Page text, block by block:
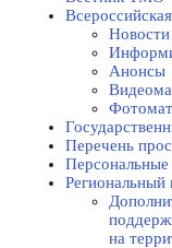
Новости
Анонсы
Перечень
на